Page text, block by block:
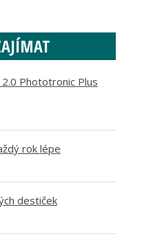
Phototronic Plus
rok lépe
destiček